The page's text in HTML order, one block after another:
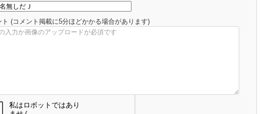
(コメント掲載に5分ほどかかる場合があります)